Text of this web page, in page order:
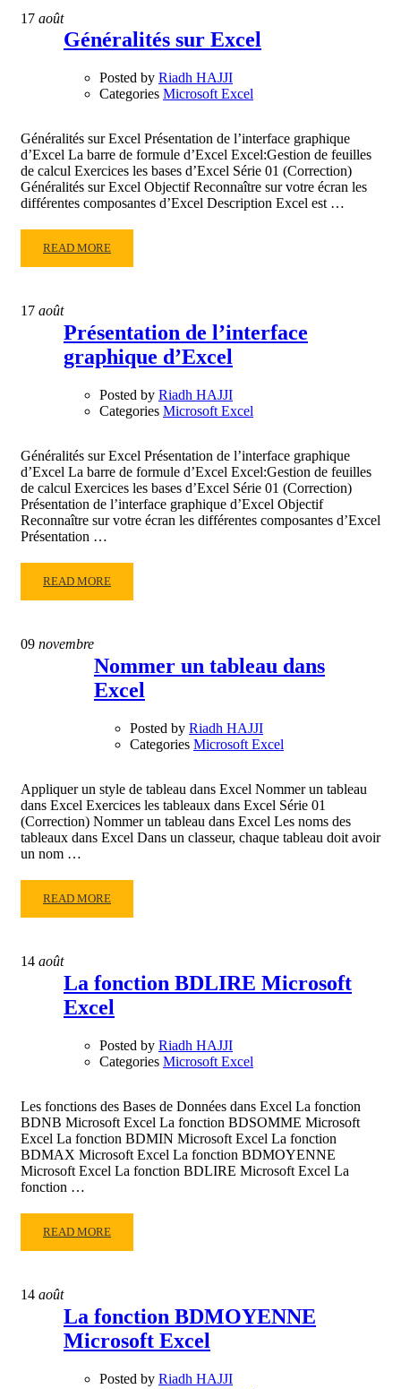
BARRE
D’EXCEL
17 août
Généralités sur Excel
Posted by Riadh HAJJI
Categories Microsoft Excel
Généralités sur Excel Présentation de l’interface graphique
d’Excel La barre de formule d’Excel Excel:Gestion de feuilles
de calcul Exercices les bases d’Excel Série 01 (Correction)
Généralités sur Excel Objectif Reconnaître sur votre écran les
différentes composantes d’Excel Description Excel est …
READ
MORE
SUR
EXCEL
READ MORE
17 août
Présentation de l’interface
graphique d’Excel
Posted by Riadh HAJJI
Categories Microsoft Excel
Généralités sur Excel Présentation de l’interface graphique
d’Excel La barre de formule d’Excel Excel:Gestion de feuilles
de calcul Exercices les bases d’Excel Série 01 (Correction)
Présentation de l’interface graphique d’Excel Objectif
Reconnaître sur votre écran les différentes composantes d’Excel
Présentation …
READ
MORE
DE
L’INTERFACE
GRAPHIQUE
READ MORE
09 novembre
Nommer un tableau dans
Excel
Posted by Riadh HAJJI
Categories Microsoft Excel
Appliquer un style de tableau dans Excel Nommer un tableau
dans Excel Exercices les tableaux dans Excel Série 01
(Correction) Nommer un tableau dans Excel Les noms des
tableaux dans Excel Dans un classeur, chaque tableau doit avoir
un nom …
READ
MORE
UN
TABLEAU
DANS
READ MORE
14 août
La fonction BDLIRE Microsoft
Excel
Posted by Riadh HAJJI
Categories Microsoft Excel
Les fonctions des Bases de Données dans Excel La fonction
BDNB Microsoft Excel La fonction BDSOMME Microsoft
Excel La fonction BDMIN Microsoft Excel La fonction
BDMAX Microsoft Excel La fonction BDMOYENNE
Microsoft Excel La fonction BDLIRE Microsoft Excel La
fonction …
READ
MORE
FONCTION
BDLIRE
MICROSOFT
READ MORE
14 août
La fonction BDMOYENNE
Microsoft Excel
Posted by Riadh HAJJI